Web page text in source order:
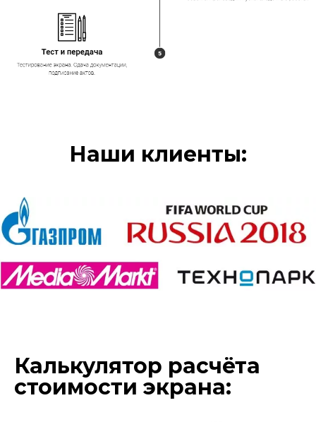
Наши клиенты:
Калькулятор расчёта
стоимости экрана: